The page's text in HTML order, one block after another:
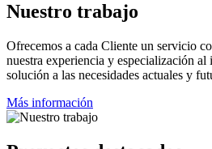
Nuestro trabajo
Ofrecemos a cada Cliente un servicio
nuestra experiencia y especialización
solución a las necesidades actuales y
Más información